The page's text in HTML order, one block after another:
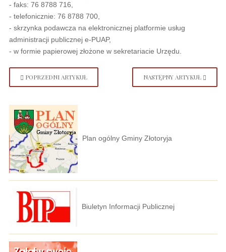
- faks: 76 8788 716,
- telefonicznie: 76 8788 700,
- skrzynka podawcza na elektronicznej platformie usług
administracji publicznej e-PUAP,
- w formie papierowej złożone w sekretariacie Urzędu.
POPRZEDNI ARTYKUŁ NASTĘPNY ARTYKUŁ
Plan ogólny Gminy Złotoryja
Biuletyn Informacji Publicznej